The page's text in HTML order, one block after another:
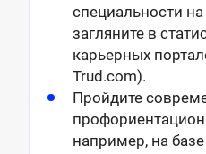
специальности
загляните в
карьерных
Trud.com).
Пройдите
например, на